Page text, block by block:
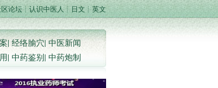
论坛┊ 认识中医人┊ 日文 ┊英文
|经络腧穴|中医新闻
| 中药鉴别| 中药炮制